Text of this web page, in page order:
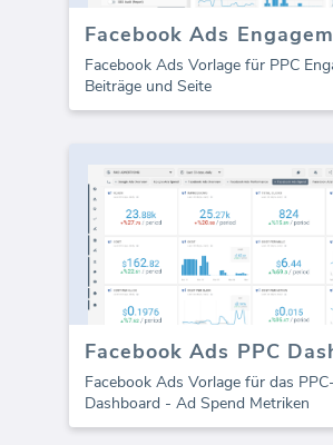
Facebook Ads Vorlage für PPC
Beiträge und Seite
Facebook Ads Vorlage für das PPC-
Dashboard - Ad Spend Metriken